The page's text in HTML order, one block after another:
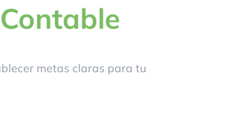
metas claras para tu